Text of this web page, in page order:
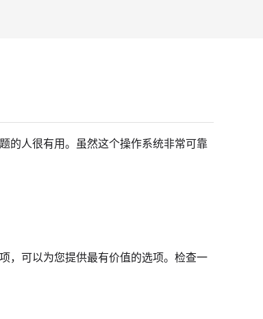
的人很有用。虽然这个操作系统非常可靠
，可以为您提供最有价值的选项。检查一